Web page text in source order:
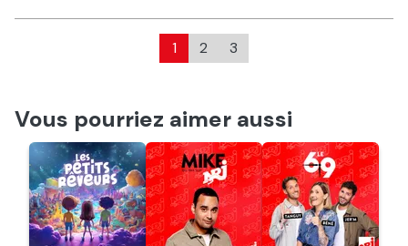
1 2 3
Vous pourriez aimer aussi